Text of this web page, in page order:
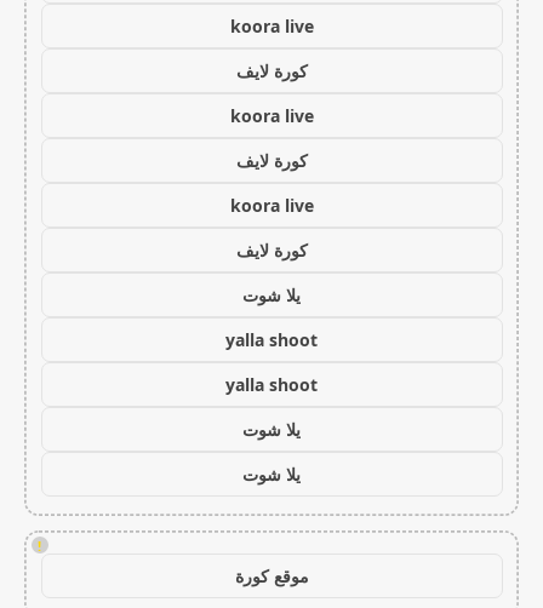
koora live
كورة لايف
koora live
كورة لايف
koora live
كورة لايف
يلا شوت
yalla shoot
yalla shoot
يلا شوت
يلا شوت
!
موقع كورة